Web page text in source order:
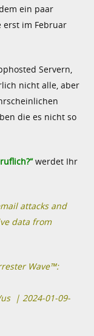
ein paar
erst im Februar
Servern,
nicht alle, aber
die es nicht so
werdet Ihr
attacks and
data from
Wave™:
| 2024-01-09-